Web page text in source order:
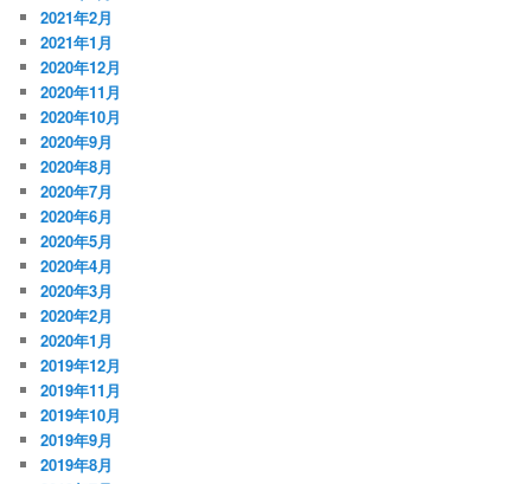
2021年2月
2021年1月
2020年12月
2020年11月
2020年10月
2020年9月
2020年8月
2020年7月
2020年6月
2020年5月
2020年4月
2020年3月
2020年2月
2020年1月
2019年12月
2019年11月
2019年10月
2019年9月
2019年8月